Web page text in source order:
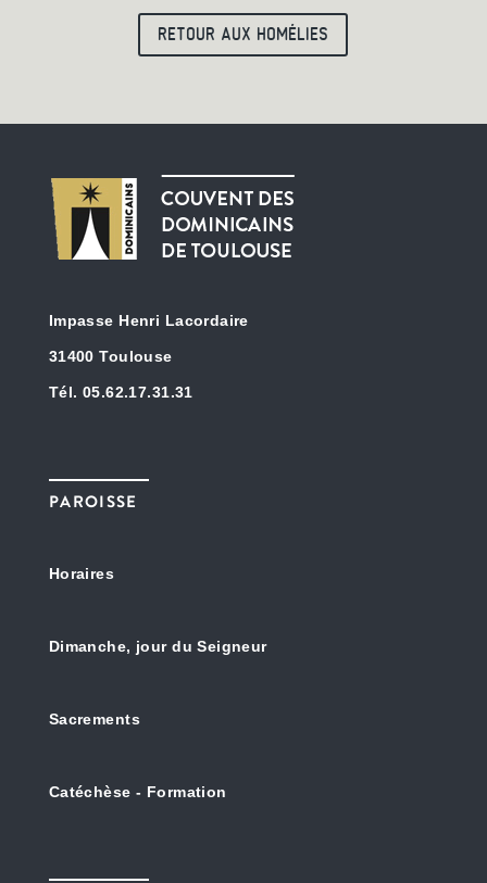
RETOUR AUX HOMÉLIES
Impasse Henri Lacordaire
31400 Toulouse
Tél. 05.62.17.31.31
PAROISSE
Horaires
Dimanche, jour du Seigneur
Sacrements
Catéchèse - Formation